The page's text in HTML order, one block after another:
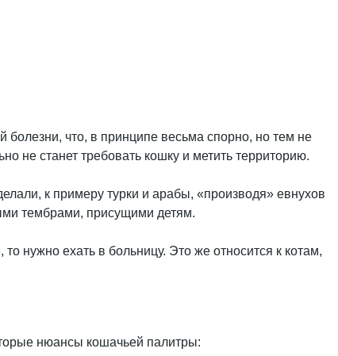
болезни, что, в принципе весьма спорно, но тем не
не станет требовать кошку и метить территорию.
к примеру турки и арабы, «производя» евнухов
тембрами, присущими детям.
нужно ехать в больницу. Это же относится к котам,
нюансы кошачьей палитры: